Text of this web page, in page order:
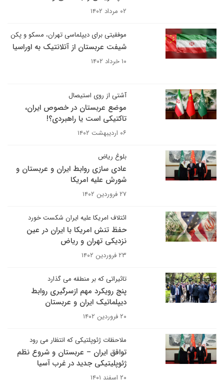
۰۲ مرداد ۱۴۰۲
موفقیتی برای دیپلماسی تهران، مسکو و پکن
شیفت عربستان از آتلانتیک به اوراسیا
۱۰ خرداد ۱۴۰۲
آشتی از روی استیصال
موضع عربستان در خصوص ایران،
تاکتیکی است یا راهبردی؟!
۰۶ اردیبهشت ۱۴۰۲
بلوغ ریاض
عادی سازی روابط ایران و عربستان و
شورش علیه امریکا
۲۷ فروردین ۱۴۰۲
ائتلاف امریکا علیه ایران شکست خورد
حفظ تنش امریکا با ایران در عین
نزدیکی تهران و ریاض
۲۳ فروردین ۱۴۰۲
تاثیراتی که بر منطقه می گذارد
پنج رویکرد مهم ازسرگیری روابط
دیپلماتیک ایران و عربستان
۲۰ فروردین ۱۴۰۲
ملاحظات ژئوپلتیکی که انتظار می رود
توافق ایران – عربستان و شروع نظم
ژئوپلیتیکی جدید در غرب آسیا
۲۰ اسفند ۱۴۰۱